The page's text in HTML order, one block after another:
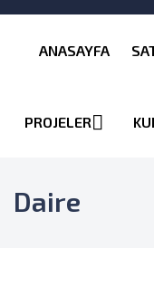
ANASAYFA
PROJELER
Daire